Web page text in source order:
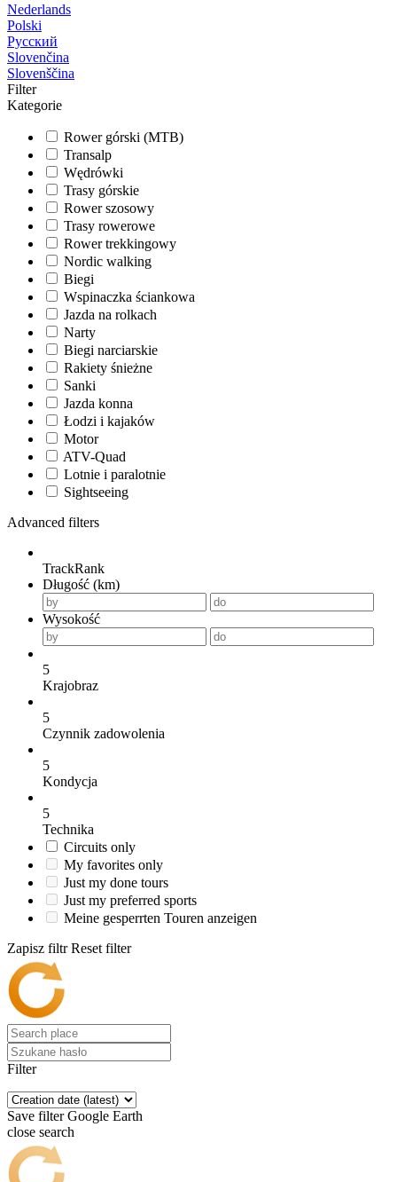
Nederlands
Polski
Русский
Slovenčina
Slovenščina
Filter
Kategorie
Rower górski (MTB)
Transalp
Wędrówki
Trasy górskie
Rower szosowy
Trasy rowerowe
Rower trekkingowy
Nordic walking
Biegi
Wspinaczka ściankowa
Jazda na rolkach
Narty
Biegi narciarskie
Rakiety śnieżne
Sanki
Jazda konna
Łodzi i kajaków
Motor
ATV-Quad
Lotnie i paralotnie
Sightseeing
Advanced filters
TrackRank
Długość (km)
Wysokość
5
Krajobraz
5
Czynnik zadowolenia
5
Kondycja
5
Technika
Circuits only
My favorites only
Just my done tours
Just my preferred sports
Meine gesperrten Touren anzeigen
Zapisz filtr Reset filter
Filter
Save filter Google Earth
close search